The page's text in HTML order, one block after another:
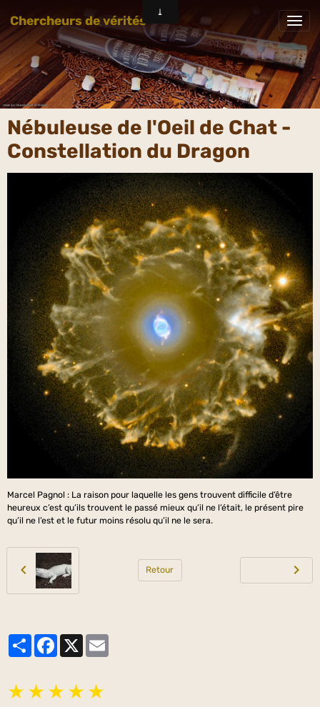
Chercheurs de vérités
Nébuleuse de l'Oeil de Chat -
Constellation du Dragon
Marcel Pagnol : La raison pour laquelle les gens trouvent difficile d’être
heureux c’est qu’ils trouvent le passé mieux qu’il ne l’était, le présent pire
qu’il ne l’est et le futur moins résolu qu’il ne le sera.
Retour
PartagerFacebook
X
★ ★ ★ ★ ★